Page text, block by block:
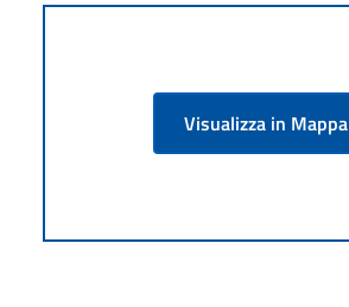
Visualizza in Mappa